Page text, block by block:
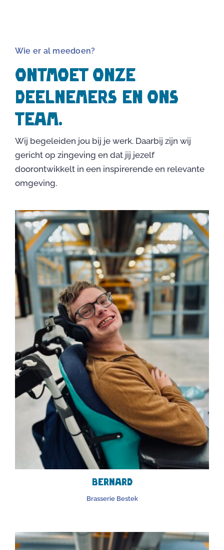
Wie er al meedoen?
Ontmoet onze
deelnemers en ons
team.
Wij begeleiden jou bij je werk. Daarbij zijn wij
gericht op zingeving en dat jij jezelf
doorontwikkelt in een inspirerende en relevante
omgeving.
Bernard
Brasserie Bestek